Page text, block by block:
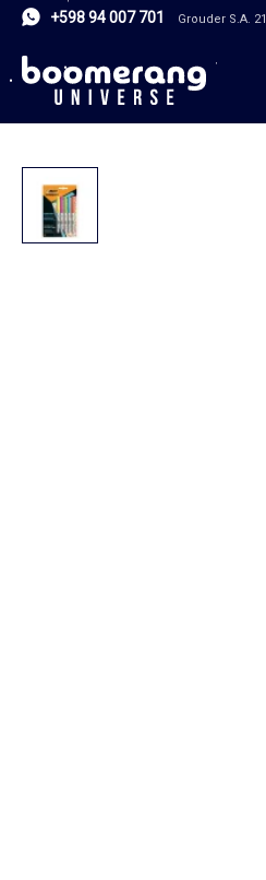
+598 94 007 701 Grouder S.A.